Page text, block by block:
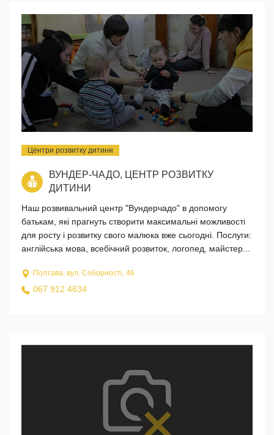
Центри розвитку дитини
ВУНДЕР-ЧАДО, ЦЕНТР РОЗВИТКУ
ДИТИНИ
Наш розвивальний центр "Вундерчадо" в допомогу
батькам, які прагнуть створити максимальні можливості
для росту і розвитку свого малюка вже сьогодні. Послуги:
англійська мова, всебічний розвиток, логопед, майстер...
Полтава, вул. Соборності, 46
067 912 4634